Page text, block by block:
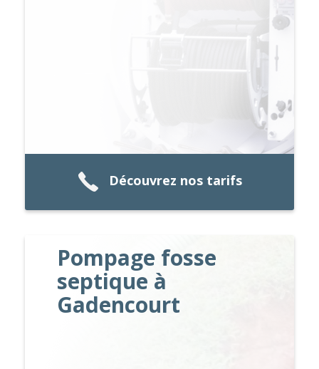
Découvrez nos tarifs
Pompage fosse
septique à
Gadencourt